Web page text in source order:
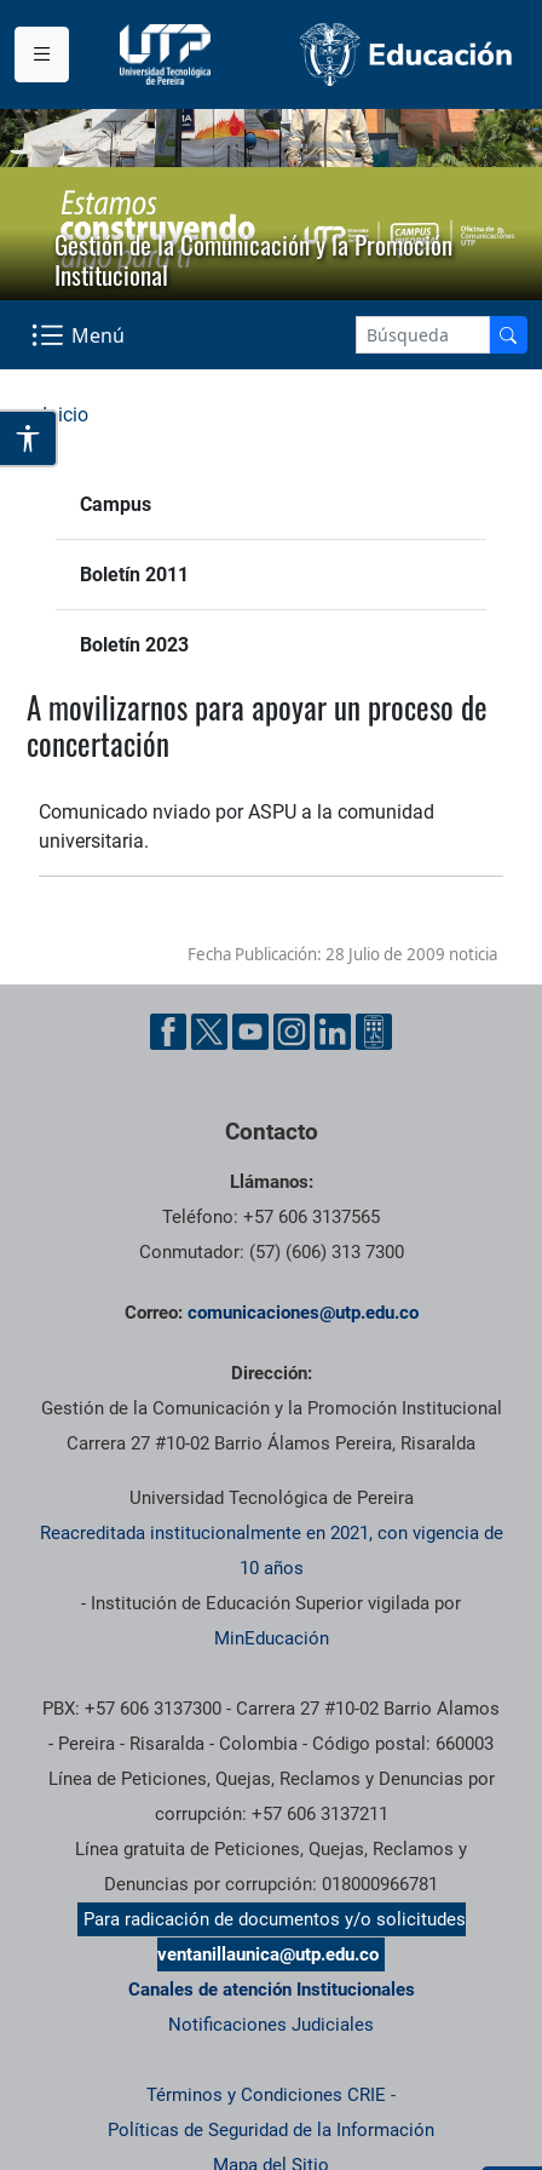
Gestión de la Comunicación y la Promoción
Institucional
Menú
Inicio
Campus
Boletín 2011
Boletín 2023
A movilizarnos para apoyar un proceso de
concertación
Comunicado nviado por ASPU a la comunidad
universitaria.
Fecha Publicación: 28 Julio de 2009 noticia
Contacto
Llámanos:
Teléfono: +57 606 3137565
Conmutador: (57) (606) 313 7300
Correo: comunicaciones@utp.edu.co
Dirección:
Gestión de la Comunicación y la Promoción Institucional
Carrera 27 #10-02 Barrio Álamos Pereira, Risaralda
Universidad Tecnológica de Pereira
Reacreditada institucionalmente en 2021, con vigencia de
10 años
- Institución de Educación Superior vigilada por
MinEducación
PBX: +57 606 3137300 - Carrera 27 #10-02 Barrio Alamos
- Pereira - Risaralda - Colombia - Código postal: 660003
Línea de Peticiones, Quejas, Reclamos y Denuncias por
corrupción: +57 606 3137211
Línea gratuita de Peticiones, Quejas, Reclamos y
Denuncias por corrupción: 018000966781
Para radicación de documentos y/o solicitudes
ventanillaunica@utp.edu.co
Canales de atención Institucionales
Notificaciones Judiciales
Términos y Condiciones CRIE -
Políticas de Seguridad de la Información
Mapa del Sitio